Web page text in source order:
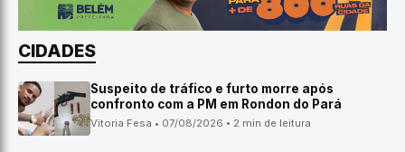
CIDADES
Suspeito de tráfico e furto morre após
confronto com a PM em Rondon do Pará
Vitoria Fesa • 07/08/2026 • 2 min de leitura